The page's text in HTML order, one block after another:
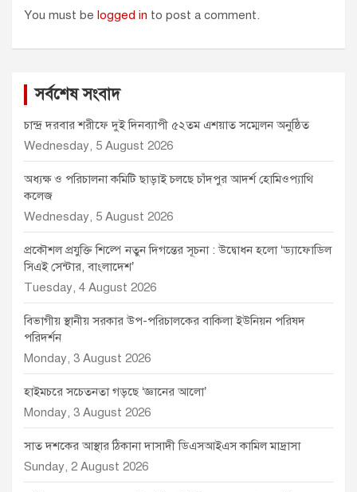
You must be logged in to post a comment.
সর্বশেষ সংবাদ
চান্দ্র দরবার শরীফে দুই দিনব্যাপী ৫২তম এশয়াত সম্মেলন অনুষ্ঠিত
Wednesday, 5 August 2026
অধ্যক্ষ ও পরিচালনা কমিটি ছাড়াই চলছে চাঁদপুর আদর্শ হোমিওপ্যাথি
কলেজ
Wednesday, 5 August 2026
প্রকৌশল প্রযুক্তি শিল্পে নতুন দিগন্তের সূচনা : উদ্বোধন হলো ‘ড্যাফোডিল
সিএই সেন্টার, বাংলাদেশ’
Tuesday, 4 August 2026
বিভাগীয় স্থানীয় সরকার উপ-পরিচালকের বাকিলা ইউনিয়ন পরিষদ
পরিদর্শন
Monday, 3 August 2026
হাইমচরে সচেতনতা গড়ছে ‘জ্ঞানের আলো’
Monday, 3 August 2026
সাত দশকের আস্থার ঠিকানা দাসাদী ডিএসআইএস কামিল মাদ্রাসা
Sunday, 2 August 2026